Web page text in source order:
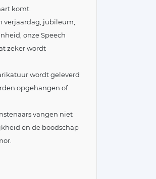
komt.
verjaardag, jubileum,
onze Speech
zeker wordt
wordt geleverd
opgehangen of
vangen niet
en de boodschap